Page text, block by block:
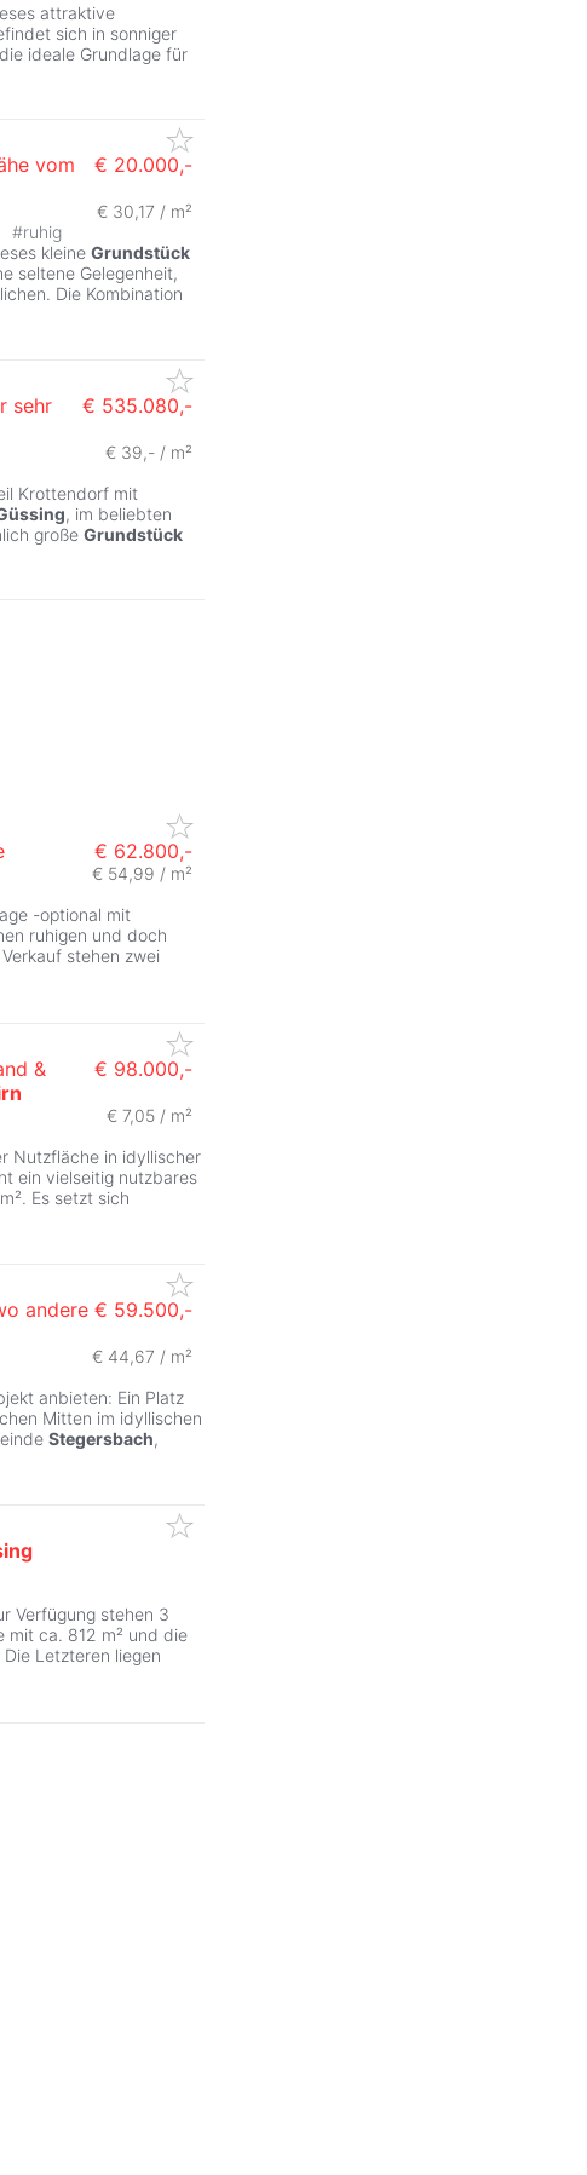
attraktive
sich in sonniger
ideale Grundlage für
vom
€ 20.000,-
€ 30,17 / m²
#ruhig
kleine Grundstück
seltene Gelegenheit,
Die Kombination
sehr
€ 535.080,-
€ 39,- / m²
Krottendorf mit
, im beliebten
große Grundstück
€ 62.800,-
€ 54,99 / m²
-optional mit
ruhigen und doch
stehen zwei
&
€ 98.000,-
€ 7,05 / m²
Nutzfläche in idyllischer
ein vielseitig nutzbares
Es setzt sich
andere € 59.500,-
€ 44,67 / m²
anbieten: Ein Platz
Mitten im idyllischen
Stegersbach,
Verfügung stehen 3
mit ca. 812 m² und die
Letzteren liegen